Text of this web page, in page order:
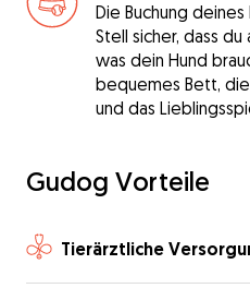
Die Buchung
Stell sicher, dass
was dein Hund
bequemes Bett,
und das
Gudog Vorteile
Tierärztliche